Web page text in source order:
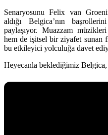
Senaryosunu Felix van
aldığı Belgica’nın
paylaşıyor. Muazzam
hem de işitsel bir ziyafet sunan
bu etkileyici yolculuğa davet
Heyecanla beklediğimiz